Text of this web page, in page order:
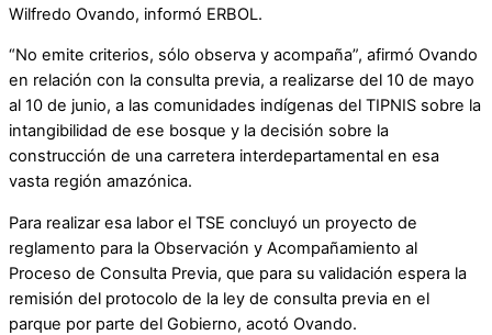
Wilfredo Ovando, informó ERBOL.
“No emite criterios, sólo observa y acompaña”, afirmó Ovando
en relación con la consulta previa, a realizarse del 10 de mayo
al 10 de junio, a las comunidades indígenas del TIPNIS sobre la
intangibilidad de ese bosque y la decisión sobre la
construcción de una carretera interdepartamental en esa
vasta región amazónica.
Para realizar esa labor el TSE concluyó un proyecto de
reglamento para la Observación y Acompañamiento al
Proceso de Consulta Previa, que para su validación espera la
remisión del protocolo de la ley de consulta previa en el
parque por parte del Gobierno, acotó Ovando.